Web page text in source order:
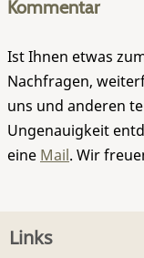
Kommentar
Ist Ihnen etwas
Nachfragen,
uns und anderen
Ungenauigkeit
eine Mail. Wir
Links